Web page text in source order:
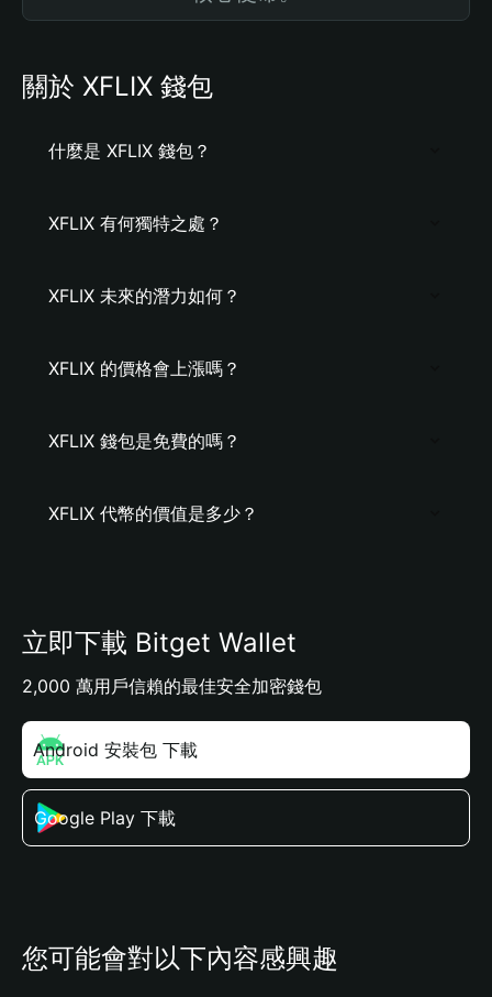
關於 XFLIX 錢包
什麼是 XFLIX 錢包？
XFLIX 有何獨特之處？
XFLIX 未來的潛力如何？
XFLIX 的價格會上漲嗎？
XFLIX 錢包是免費的嗎？
XFLIX 代幣的價值是多少？
立即下載 Bitget Wallet
2,000 萬用戶信賴的最佳安全加密錢包
Android 安裝包 下載
Google Play 下載
您可能會對以下內容感興趣